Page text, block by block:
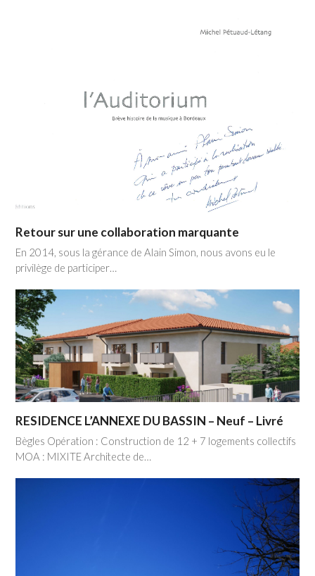
Retour sur une collaboration marquante
En 2014, sous la gérance de Alain Simon, nous avons eu le
privilège de participer…
RESIDENCE L’ANNEXE DU BASSIN – Neuf – Livré
Bègles Opération : Construction de 12 + 7 logements collectifs
MOA : MIXITE Architecte de…